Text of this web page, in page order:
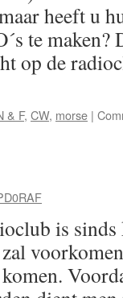
heeft u
te maken?
op de
& F, CW, morse |
is sinds